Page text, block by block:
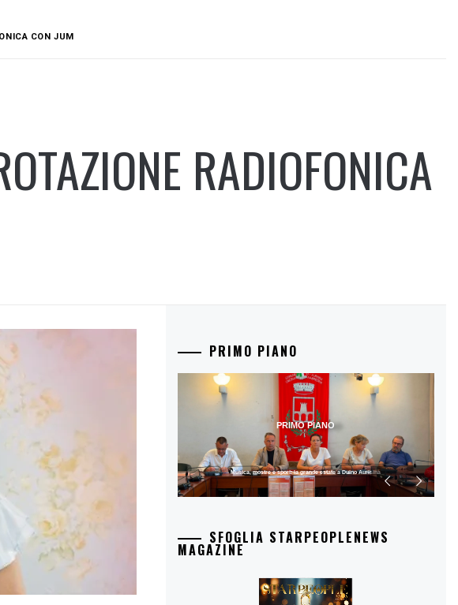
CON JUM
RADIOFONICA
PRIMO PIANO
Musica, mostre e sport: la grande estate a Duino Aurisina
PRIMO PIANO
SFOGLIA STARPEOPLENEWS
MAGAZINE